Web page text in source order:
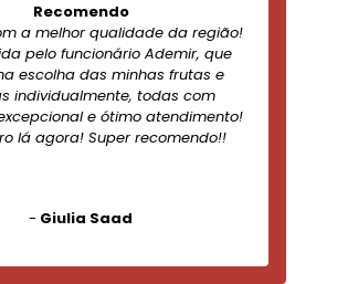
Recomendo
a melhor qualidade da região!
pelo funcionário Ademir, que
escolha das minhas frutas e
individualmente, todas com
e ótimo atendimento!
lá agora! Super recomendo!!
- Giulia Saad